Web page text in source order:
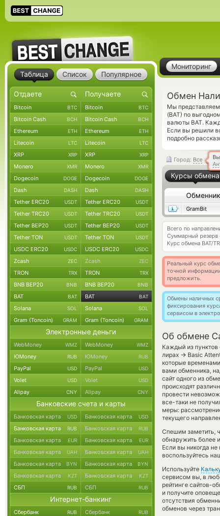
Мониторинг
Обмен
Мы представляем
(BAT) по
валюты BAT.
Если вы решили
подробно
Город: Все
Курсы обмена
Обменник
GramBit
Всего по
Суммарный резерв
Курс обмена BAT/
Реальный курс
точной
предложить.
Обмены наличных
фиксирования
сервисом в
Об обмене
Каждый из пунктов
лирах → Basic
которые
вами обменника,
сайт одного из
происходят
провести
все-таки не
меры:
текущего
Спешим заметить,
обнаружить более
Если вы никогда
воспользуйтесь
Используйте
сервисом вы, в
рейтинге сайтов-
и получите
отсутствия
обменов через
Таблица Список Популярное
Bitcoin BTC Bitcoin BTC
Bitcoin Cash BCH Bitcoin Cash BCH
Ethereum ETH Ethereum ETH
Litecoin LTC Litecoin LTC
XRP XRP XRP XRP
Monero XMR Monero XMR
Dogecoin DOGE Dogecoin DOGE
Dash DASH Dash DASH
Tether ERC20 USDT Tether ERC20 USDT
Tether TRC20 USDT Tether TRC20 USDT
Tether BEP20 USDT Tether BEP20 USDT
Tether TON USDT Tether TON USDT
USDC ERC20 USDC USDC ERC20 USDC
Zcash ZEC Zcash ZEC
TRON TRX TRON TRX
BNB BEP20 BNB BNB BEP20 BNB
BAT BAT BAT BAT
Solana SOL Solana SOL
Gram (Toncoin) GRAM Gram (Toncoin) GRAM
Электронные деньги
WebMoney WMZ WebMoney WMZ
ЮMoney RUB ЮMoney RUB
PayPal USD PayPal USD
Volet USD Volet USD
Alipay CNY Alipay CNY
Банковские счета и карты
Банковская карта USD Банковская карта USD
Банковская карта RUB Банковская карта RUB
Банковская карта EUR Банковская карта EUR
Банковская карта UAH Банковская карта UAH
Банковская карта BYN Банковская карта BYN
Банковская карта KZT Банковская карта KZT
СБП RUB СБП RUB
Интернет-банкинг
Сбербанк RUB Сбербанк RUB